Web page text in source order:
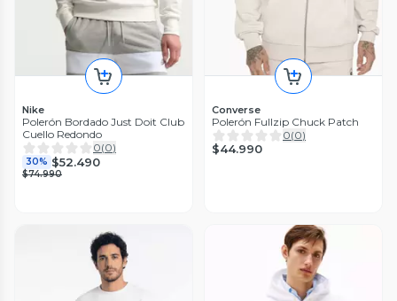
Nike
Polerón Bordado Just Doit Club
Cuello Redondo
0(0)
30% $52.490
$74.990
Converse
Polerón Fullzip Chuck Patch
0(0)
$44.990